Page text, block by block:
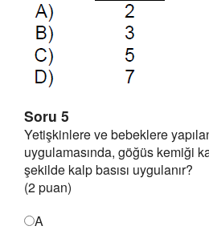
Soru 5
Yetişkinlere ve bebeklere
uygulamasında, göğüs kemiği
şekilde kalp basısı uygulanır?
(2 puan)
A